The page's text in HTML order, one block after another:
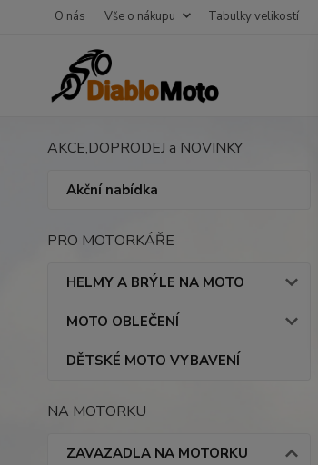
O nás Vše o nákupu Tabulky velikostí
AKCE,DOPRODEJ a NOVINKY
Akční nabídka
PRO MOTORKÁŘE
HELMY A BRÝLE NA MOTO
MOTO OBLEČENÍ
DĚTSKÉ MOTO VYBAVENÍ
NA MOTORKU
ZAVAZADLA NA MOTORKU